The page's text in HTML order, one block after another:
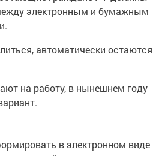
электронным и бумажным
автоматически остаются
на работу, в нынешнем году
в электронном виде